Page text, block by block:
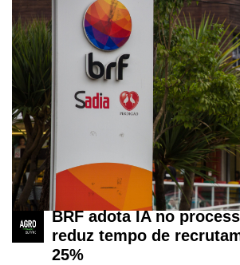
BRF adota IA no
reduz tempo de
25%